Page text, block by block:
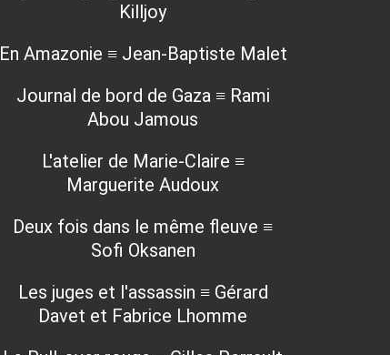
Killjoy
En Amazonie ≡ Jean-Baptiste Malet
Journal de bord de Gaza ≡ Rami
Abou Jamous
L'atelier de Marie-Claire ≡
Marguerite Audoux
Deux fois dans le même fleuve ≡
Sofi Oksanen
Les juges et l'assassin ≡ Gérard
Davet et Fabrice Lhomme